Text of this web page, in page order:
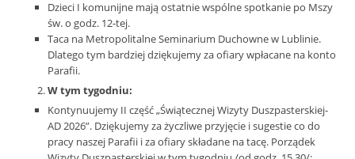
Dzieci I komunijne mają ostatnie wspólne spotkanie po Mszy
św. o godz. 12-tej.
Taca na Metropolitalne Seminarium Duchowne w Lublinie.
Dlatego tym bardziej dziękujemy za ofiary wpłacane na konto
Parafii.
W tym tygodniu:
Kontynuujemy II część „Świątecznej Wizyty Duszpasterskiej-
AD 2026”. Dziękujemy za życzliwe przyjęcie i sugestie co do
pracy naszej Parafii i za ofiary składane na tacę. Porządek